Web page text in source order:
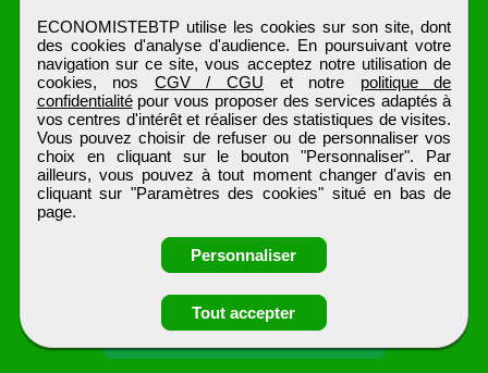
Obtenir ses
coordonnées
ECONOMISTEBTP utilise les cookies sur son site, dont
des cookies d'analyse d'audience. En poursuivant votre
navigation sur ce site, vous acceptez notre utilisation de
cookies, nos CGV / CGU et notre politique de
confidentialitépour vous proposer des services adaptés à
vos centres d'intérêt et réaliser des statistiques de visites.
Vous pouvez choisir de refuser ou de personnaliser vos
choix en cliquant sur le bouton "Personnaliser". Par
ailleurs, vous pouvez à tout moment changer d'avis en
cliquant sur "Paramètres des cookies" situé en bas de
page.
Personnaliser
Tout accepter
ECONOMISTEBTP
Tous droits réservés © 1999 - 2026